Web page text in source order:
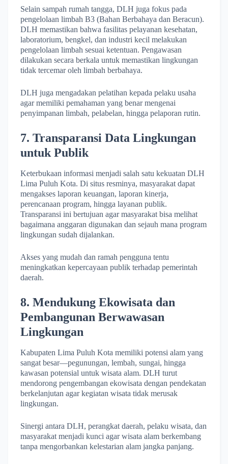
Selain sampah rumah tangga, DLH juga fokus pada
pengelolaan limbah B3 (Bahan Berbahaya dan Beracun).
DLH memastikan bahwa fasilitas pelayanan kesehatan,
laboratorium, bengkel, dan industri kecil melakukan
pengelolaan limbah sesuai ketentuan. Pengawasan
dilakukan secara berkala untuk memastikan lingkungan
tidak tercemar oleh limbah berbahaya.
DLH juga mengadakan pelatihan kepada pelaku usaha
agar memiliki pemahaman yang benar mengenai
penyimpanan limbah, pelabelan, hingga pelaporan rutin.
7. Transparansi Data Lingkungan
untuk Publik
Keterbukaan informasi menjadi salah satu kekuatan DLH
Lima Puluh Kota. Di situs resminya, masyarakat dapat
mengakses laporan keuangan, laporan kinerja,
perencanaan program, hingga layanan publik.
Transparansi ini bertujuan agar masyarakat bisa melihat
bagaimana anggaran digunakan dan sejauh mana program
lingkungan sudah dijalankan.
Akses yang mudah dan ramah pengguna tentu
meningkatkan kepercayaan publik terhadap pemerintah
daerah.
8. Mendukung Ekowisata dan
Pembangunan Berwawasan
Lingkungan
Kabupaten Lima Puluh Kota memiliki potensi alam yang
sangat besar—pegunungan, lembah, sungai, hingga
kawasan potensial untuk wisata alam. DLH turut
mendorong pengembangan ekowisata dengan pendekatan
berkelanjutan agar kegiatan wisata tidak merusak
lingkungan.
Sinergi antara DLH, perangkat daerah, pelaku wisata, dan
masyarakat menjadi kunci agar wisata alam berkembang
tanpa mengorbankan kelestarian alam jangka panjang.